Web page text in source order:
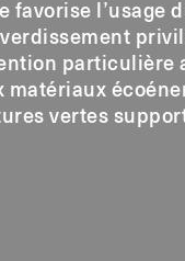
favorise l’usage
particulière
matériaux
vertes